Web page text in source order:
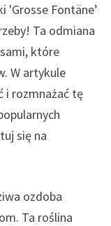
'Grosse Fontäne’
Ta odmiana
które
W artykule
i rozmnażać tę
się na
ozdoba
Ta roślina